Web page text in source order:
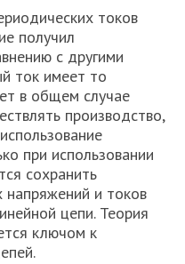
токов
получил
с другими
ток имеет то
в общем случае
производство,
при использовании
сохранить
и токов
цепи. Теория
ключом к